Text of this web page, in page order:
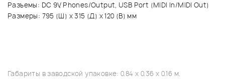
Разъемы: DC 9V, Phones/Output, USB Port (MIDI In/MIDI Out)
Размеры: 795 (Ш) х 315 (Д) х 120 (В) мм
Габариты в заводской упаковке: 0.84 x 0.36 x 0.16 м.